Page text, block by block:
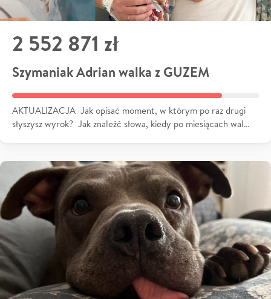
2 552 871 zł
Szymaniak Adrian walka z GUZEM
AKTUALIZACJA Jak opisać moment, w którym po raz drugi
słyszysz wyrok? Jak znaleźć słowa, kiedy po miesiącach wal…